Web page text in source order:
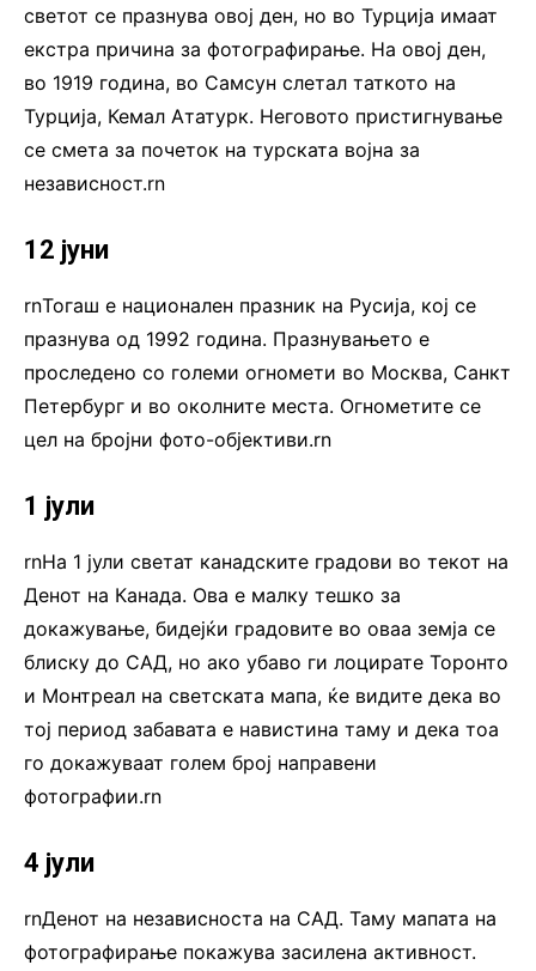
светот се празнува овој ден, но во Турција имаат
екстра причина за фотографирање. На овој ден,
во 1919 година, во Самсун слетал таткото на
Турција, Кемал Ататурк. Неговото пристигнување
се смета за почеток на турската војна за
независност.rn
12 јуни
rnТогаш е национален празник на Русија, кој се
празнува од 1992 година. Празнувањето е
проследено со големи огномети во Москва, Санкт
Петербург и во околните места. Огнометите се
цел на бројни фото-објективи.rn
1 јули
rnНа 1 јули светат канадските градови во текот на
Денот на Канада. Ова е малку тешко за
докажување, бидејќи градовите во оваа земја се
блиску до САД, но ако убаво ги лоцирате Торонто
и Монтреал на светската мапа, ќе видите дека во
тој период забавата е навистина таму и дека тоа
го докажуваат голем број направени
фотографии.rn
4 јули
rnДенот на независноста на САД. Таму мапата на
фотографирање покажува засилена активност.